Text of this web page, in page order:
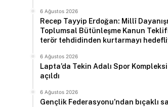
6 Ağustos 2026
Recep Tayyip Erdoğan: Millî
Toplumsal Bütünleşme Kanun
terör tehdidinden kurtarmayı
6 Ağustos 2026
Lapta’da Tekin Adalı Spor
açıldı
6 Ağustos 2026
Gençlik Federasyonu’ndan bıçaklı